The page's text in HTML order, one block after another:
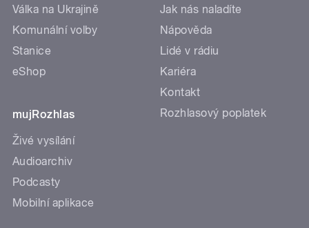
Válka na Ukrajině
Komunální volby
Stanice
eShop
mujRozhlas
Živé vysílání
Audioarchiv
Podcasty
Mobilní aplikace
Jak nás naladíte
Nápověda
Lidé v rádiu
Kariéra
Kontakt
Rozhlasový poplatek